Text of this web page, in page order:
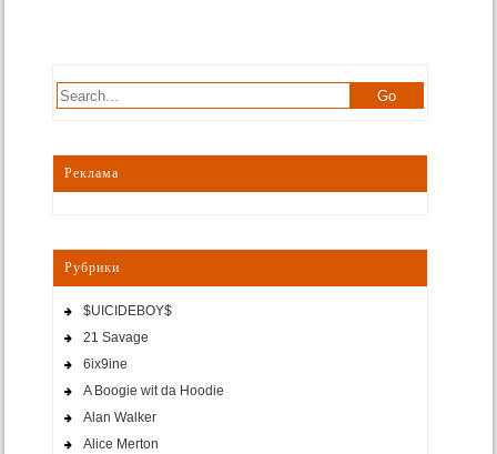
Реклама
Рубрики
$UICIDEBOY$
21 Savage
6ix9ine
A Boogie wit da Hoodie
Alan Walker
Alice Merton